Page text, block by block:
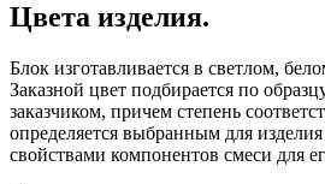
Цвета изделия.
Блок изготавливается в светлом,
Заказной цвет подбирается по
заказчиком, причем степень
определяется выбранным для
свойствами компонентов смеси для